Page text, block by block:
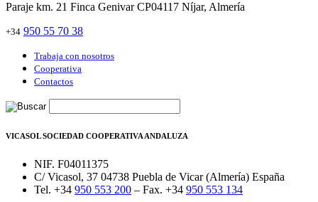
Paraje km. 21 Finca Genivar CP04117 Níjar, Almería
+34 950 55 70 38
Trabaja con nosotros
Cooperativa
Contactos
VICASOL SOCIEDAD COOPERATIVA ANDALUZA
NIF. F04011375
C/ Vicasol, 37 04738 Puebla de Vicar (Almería) España
Tel. +34 950 553 200 – Fax. +34 950 553 134